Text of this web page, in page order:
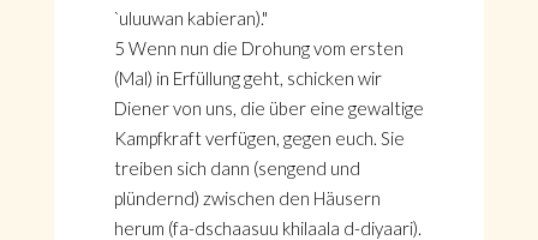
`uluuwan kabieran)."
5 Wenn nun die Drohung vom ersten
(Mal) in Erfüllung geht, schicken wir
Diener von uns, die über eine gewaltige
Kampfkraft verfügen, gegen euch. Sie
treiben sich dann (sengend und
plündernd) zwischen den Häusern
herum (fa-dschaasuu khilaala d-diyaari).